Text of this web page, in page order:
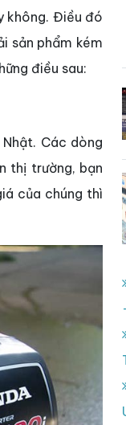
không. Điều đó
sản phẩm kém
điều sau:
Các dòng
thị trường, bạn
của chúng thì